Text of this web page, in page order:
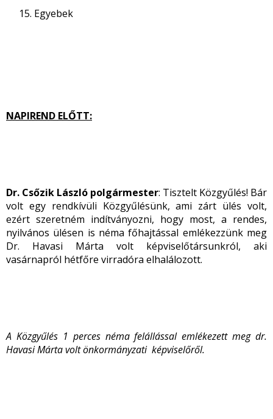
Egyebek
NAPIREND ELŐTT:
Dr. Csőzik László polgármester: Tisztelt Közgyűlés! Bár
volt egy rendkívüli Közgyűlésünk, ami zárt ülés volt,
ezért szeretném indítványozni, hogy most, a rendes,
nyilvános ülésen is néma főhajtással emlékezzünk meg
Dr. Havasi Márta volt képviselőtársunkról, aki
vasárnapról hétfőre virradóra elhalálozott.
A Közgyűlés 1 perces néma felállással emlékezett meg dr.
Havasi Márta volt önkormányzati képviselőről.